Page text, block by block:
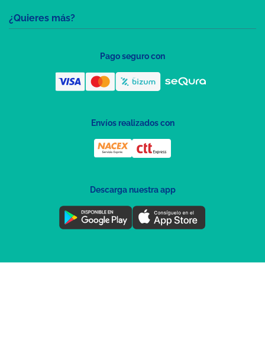
¿Quieres más?
Pago seguro con
Envíos realizados con
Descarga nuestra app